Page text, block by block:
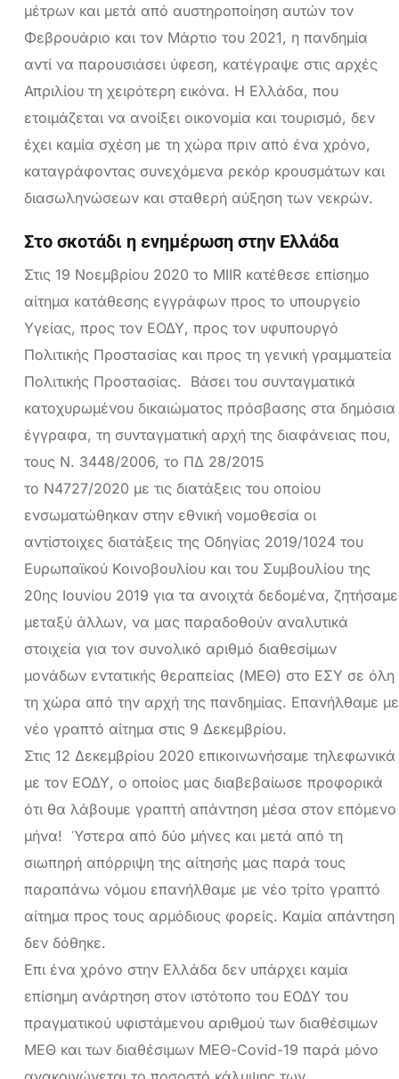
μέτρων και μετά από αυστηροποίηση αυτών τον
Φεβρουάριο και τον Μάρτιο του 2021, η πανδημία
αντί να παρουσιάσει ύφεση, κατέγραψε στις αρχές
Απριλίου τη χειρότερη εικόνα. Η Ελλάδα, που
ετοιμάζεται να ανοίξει οικονομία και τουρισμό, δεν
έχει καμία σχέση με τη χώρα πριν από ένα χρόνο,
καταγράφοντας συνεχόμενα ρεκόρ κρουσμάτων και
διασωληνώσεων και σταθερή αύξηση των νεκρών.
Στο σκοτάδι η ενημέρωση στην Ελλάδα
Στις 19 Νοεμβρίου 2020 το MIIR κατέθεσε επίσημο
αίτημα κατάθεσης εγγράφων προς το υπουργείο
Υγείας, προς τον ΕΟΔΥ, προς τον υφυπουργό
Πολιτικής Προστασίας και προς τη γενική γραμματεία
Πολιτικής Προστασίας. Βάσει του συνταγματικά
κατοχυρωμένου δικαιώματος πρόσβασης στα δημόσια
έγγραφα, τη συνταγματική αρχή της διαφάνειας που,
τους Ν. 3448/2006, το ΠΔ 28/2015
το Ν4727/2020 με τις διατάξεις του οποίου
ενσωματώθηκαν στην εθνική νομοθεσία οι
αντίστοιχες διατάξεις της Οδηγίας 2019/1024 του
Ευρωπαϊκού Κοινοβουλίου και του Συμβουλίου της
20ης Ιουνίου 2019 για τα ανοιχτά δεδομένα, ζητήσαμε
μεταξύ άλλων, να μας παραδοθούν αναλυτικά
στοιχεία για τον συνολικό αριθμό διαθεσίμων
μονάδων εντατικής θεραπείας (ΜΕΘ) στο ΕΣΥ σε όλη
τη χώρα από την αρχή της πανδημίας. Επανήλθαμε με
νέο γραπτό αίτημα στις 9 Δεκεμβρίου.
Στις 12 Δεκεμβρίου 2020 επικοινωνήσαμε τηλεφωνικά
με τον ΕΟΔΥ, ο οποίος μας διαβεβαίωσε προφορικά
ότι θα λάβουμε γραπτή απάντηση μέσα στον επόμενο
μήνα! Ύστερα από δύο μήνες και μετά από τη
σιωπηρή απόρριψη της αίτησής μας παρά τους
παραπάνω νόμου επανήλθαμε με νέο τρίτο γραπτό
αίτημα προς τους αρμόδιους φορείς. Καμία απάντηση
δεν δόθηκε.
Επι ένα χρόνο στην Ελλάδα δεν υπάρχει καμία
επίσημη ανάρτηση στον ιστότοπο του ΕΟΔΥ του
πραγματικού υφιστάμενου αριθμού των διαθέσιμων
ΜΕΘ και των διαθέσιμων MEΘ-Covid-19 παρά μόνο